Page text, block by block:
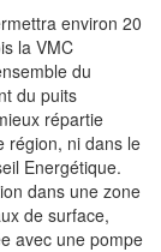
environ 20
la VMC
du
du puits
répartie
région, ni dans le
Energétique.
dans une zone
de surface,
avec une pompe